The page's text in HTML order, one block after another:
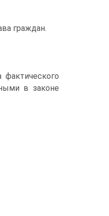
граждан.
в законе